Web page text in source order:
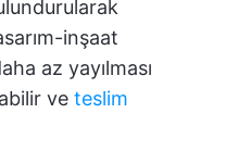
inşaat
az yayılması
ve teslim